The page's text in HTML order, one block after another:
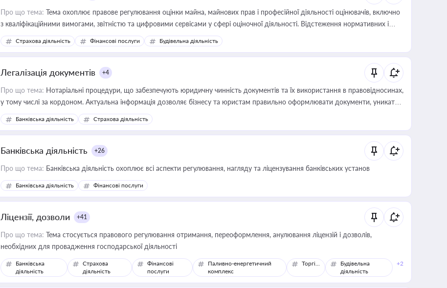
Про що тема: Тема охоплює правове регулювання оцінки майна, майнових прав і професійної діяльності оцінювачів, включно
з кваліфікаційними вимогами, звітністю та цифровими сервісами у сфері оціночної діяльності. Відстеження нормативних і
медійних змін у цій сфері корисне для власника бізнесу, керівника, юриста або бухгалтера під час оподаткування,
приватизації, оренди державного майна, корпоративних угод і перевірки статусу суб'єктів оціночної діяльності
Страхова діяльність Фінансові послуги Будівельна діяльність
Легалізація документів +4
Про що тема: Нотаріальні процедури, що забезпечують юридичну чинність документів та їх використання в правовідносинах,
у тому числі за кордоном. Актуальна інформація дозволяє бізнесу та юристам правильно оформлювати документи, уникати
ризиків недійсності та забезпечувати їх належне прийняття органами влади та контрагентами
Банківська діяльність Страхова діяльність
Банківська діяльність +26
Про що тема: Банківська діяльність охоплює всі аспекти регулювання, нагляду та ліцензування банківських установ
Банківська діяльність Фінансові послуги
Ліцензії, дозволи +41
Про що тема: Тема стосується правового регулювання отримання, переоформлення, анулювання ліцензій і дозволів,
необхідних для провадження господарської діяльності
Банківська
діяльність
Страхова
діяльність
Фінансові
послуги
Паливно-енергетичний
комплекс
Торгівля
Будівельна
діяльність
+2